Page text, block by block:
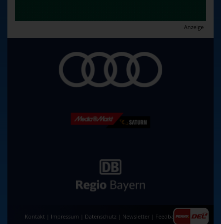
Anzeige
Kontakt Impressum Datenschutz Newsletter Feedback|AGB